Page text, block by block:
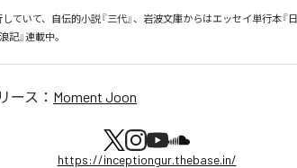
ていて、自伝的小説『三代』、岩波文庫からはエッセイ単行本『
記』連載中。
ース： Moment Joon
https://inceptiongur.thebase.in/